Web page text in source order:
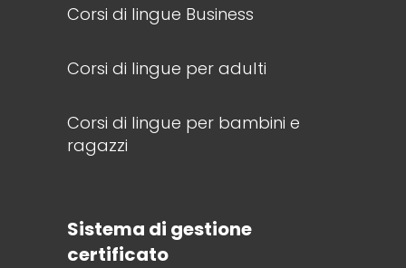
Corsi di lingue Business
Corsi di lingue per adulti
Corsi di lingue per bambini e
ragazzi
Sistema di gestione
certificato